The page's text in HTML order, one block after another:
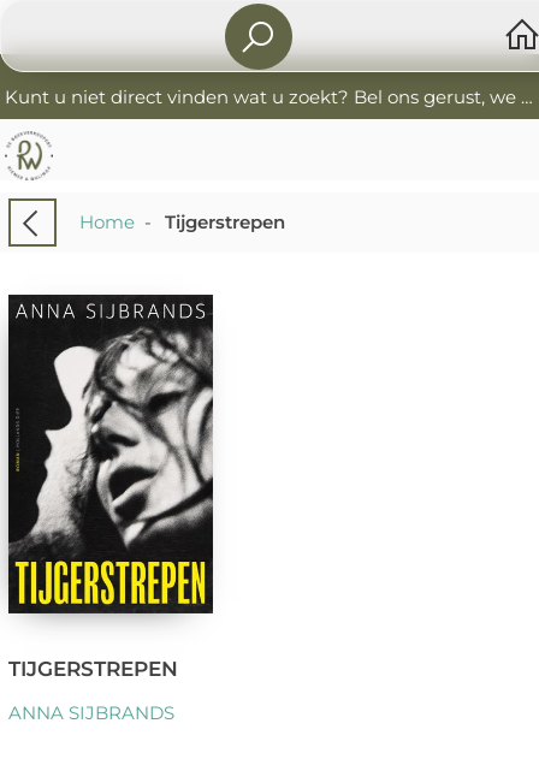
Kunt u niet direct vinden wat u zoekt? Bel ons gerust, we helpen u graag. 0341-552405 De Boekverkoopers
Home- Tijgerstrepen
TIJGERSTREPEN
ANNA SIJBRANDS